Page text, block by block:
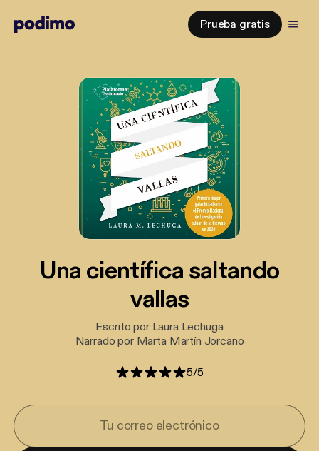
Prueba gratis
Una científica saltando
vallas
Escrito por Laura Lechuga
Narrado por Marta Martín Jorcano
5/5